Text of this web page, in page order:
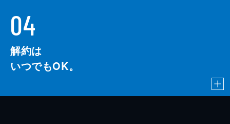
04
解約は
いつでもOK。